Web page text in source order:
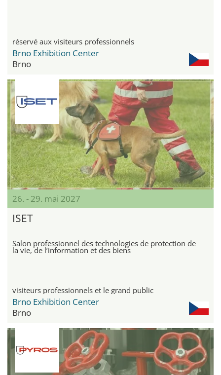
réservé aux visiteurs professionnels
Brno Exhibition Center
Brno
26. - 29. mai 2027
ISET
Salon professionnel des technologies de protection de
la vie, de l’information et des biens
visiteurs professionnels et le grand public
Brno Exhibition Center
Brno